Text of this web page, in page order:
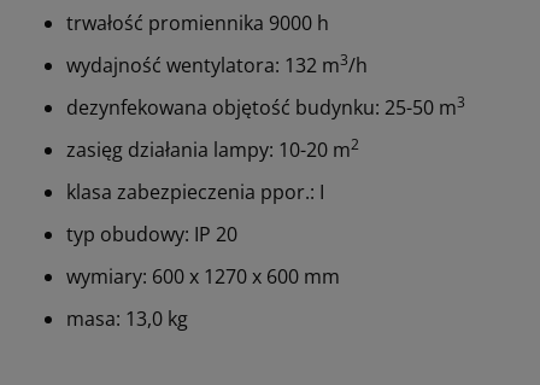
trwałość promiennika 9000 h
wydajność wentylatora: 132 m3/h
dezynfekowana objętość budynku: 25-50 m3
zasięg działania lampy: 10-20 m2
klasa zabezpieczenia ppor.: I
typ obudowy: IP 20
wymiary: 600 x 1270 x 600 mm
masa: 13,0 kg